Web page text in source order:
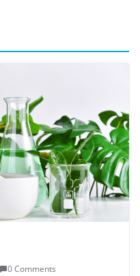
0 Comments